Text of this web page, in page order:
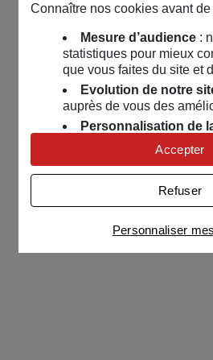
Connaître nos cookies avant de
Mesure d’audience:
statistiques pour mieux
que vous faites du site et
Evolution de notre
auprès de vous des
Personnalisation de
nous servons de cookies
contenus et personnaliser
Univers publicitaire:
nos partenaires des
publicités personnalisées
Connaître notre politique
partenaires
Personnaliser
Refuser
Accepter